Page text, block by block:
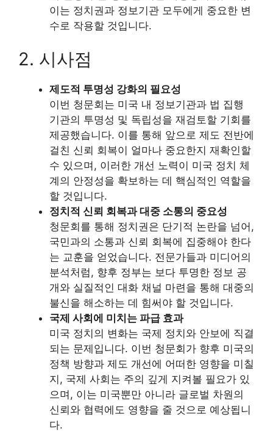
이는 정치권과 정보기관 모두에게 중요한 변
수로 작용할 것입니다.
2. 시사점
제도적 투명성 강화의 필요성
이번 청문회는 미국 내 정보기관과 법 집행
기관의 투명성 및 독립성을 재검토할 기회를
제공했습니다. 이를 통해 앞으로 제도 전반에
걸친 신뢰 회복이 얼마나 중요한지 재확인할
수 있으며, 이러한 개선 노력이 미국 정치 체
계의 안정성을 확보하는 데 핵심적인 역할을
할 것입니다.
정치적 신뢰 회복과 대중 소통의 중요성
청문회를 통해 정치권은 단기적 논란을 넘어,
국민과의 소통과 신뢰 회복에 집중해야 한다
는 교훈을 얻었습니다. 전문가들과 미디어의
분석처럼, 향후 정부는 보다 투명한 정보 공
개와 실질적인 대화 채널 마련을 통해 대중의
불신을 해소하는 데 힘써야 할 것입니다.
국제 사회에 미치는 파급 효과
미국 정치의 변화는 국제 정치와 안보에 직결
되는 문제입니다. 이번 청문회가 향후 미국의
정책 방향과 제도 개선에 어떠한 영향을 미칠
지, 국제 사회는 주의 깊게 지켜볼 필요가 있
으며, 이는 미국뿐만 아니라 글로벌 차원의
신뢰와 협력에도 영향을 줄 것으로 예상됩니
다.